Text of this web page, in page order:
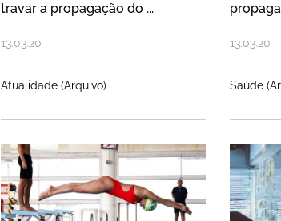
travar a propagação do ...
13.03.20
Atualidade (Arquivo)
13.03.20
Saúde
12 novos recordes